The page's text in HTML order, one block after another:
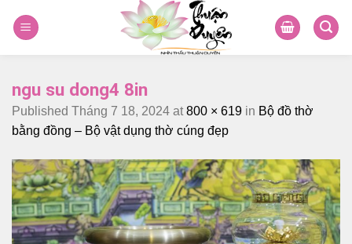
ngu su dong4 8in
Published Tháng 7 18, 2024 at 800 × 619 in Bộ đồ thờ
bằng đồng – Bộ vật dụng thờ cúng đẹp